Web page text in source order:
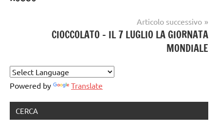
Articolo successivo
CIOCCOLATO – IL 7 LUGLIO LA GIORNATA
MONDIALE
Powered by Translate
CERCA